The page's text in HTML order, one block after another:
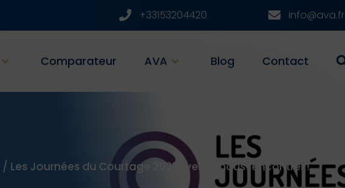
+33153204420 info@ava.fr
Comparateur AVA Blog Contact
/ Les Journées du Courtage 2023 : venez nous rencontrer !